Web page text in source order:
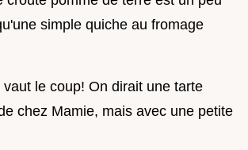
simple quiche au fromage
le coup! On dirait une tarte
chez Mamie, mais avec une petite